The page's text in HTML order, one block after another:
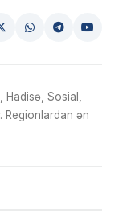
Hadisə, Sosial,
Regionlardan ən